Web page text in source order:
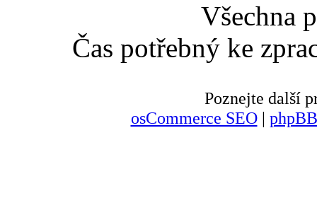
Všechna
Čas potřebný ke
Poznejte další
osCommerce SEO|